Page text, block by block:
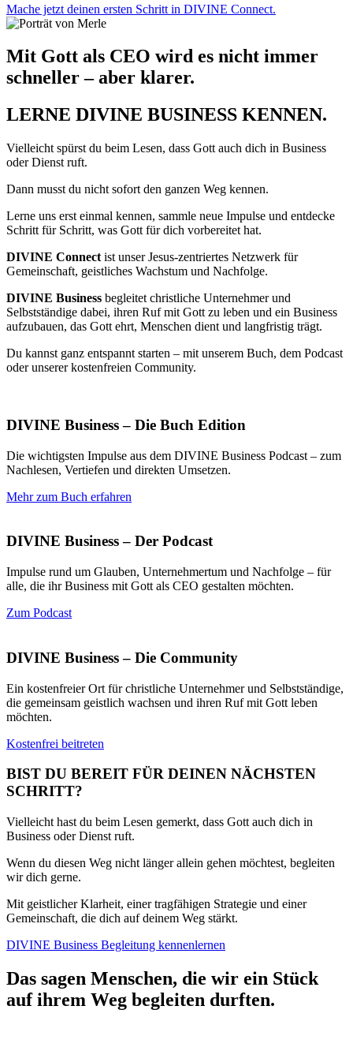
Mache jetzt deinen ersten Schritt in DIVINE Connect.
Mit Gott als CEO wird es nicht immer
schneller – aber klarer.
LERNE DIVINE BUSINESS KENNEN.
Vielleicht spürst du beim Lesen, dass Gott auch dich in Business
oder Dienst ruft.
Dann musst du nicht sofort den ganzen Weg kennen.
Lerne uns erst einmal kennen, sammle neue Impulse und entdecke
Schritt für Schritt, was Gott für dich vorbereitet hat.
DIVINE Connect ist unser Jesus-zentriertes Netzwerk für
Gemeinschaft, geistliches Wachstum und Nachfolge.
DIVINE Business begleitet christliche Unternehmer und
Selbstständige dabei, ihren Ruf mit Gott zu leben und ein Business
aufzubauen, das Gott ehrt, Menschen dient und langfristig trägt.
Du kannst ganz entspannt starten – mit unserem Buch, dem Podcast
oder unserer kostenfreien Community.
DIVINE Business – Die Buch Edition
Die wichtigsten Impulse aus dem DIVINE Business Podcast – zum
Nachlesen, Vertiefen und direkten Umsetzen.
Mehr zum Buch erfahren
DIVINE Business – Der Podcast
Impulse rund um Glauben, Unternehmertum und Nachfolge – für
alle, die ihr Business mit Gott als CEO gestalten möchten.
Zum Podcast
DIVINE Business – Die Community
Ein kostenfreier Ort für christliche Unternehmer und Selbstständige,
die gemeinsam geistlich wachsen und ihren Ruf mit Gott leben
möchten.
Kostenfrei beitreten
BIST DU BEREIT FÜR DEINEN NÄCHSTEN
SCHRITT?
Vielleicht hast du beim Lesen gemerkt, dass Gott auch dich in
Business oder Dienst ruft.
Wenn du diesen Weg nicht länger allein gehen möchtest, begleiten
wir dich gerne.
Mit geistlicher Klarheit, einer tragfähigen Strategie und einer
Gemeinschaft, die dich auf deinem Weg stärkt.
DIVINE Business Begleitung kennenlernen
Das sagen Menschen, die wir ein Stück
auf ihrem Weg begleiten durften.